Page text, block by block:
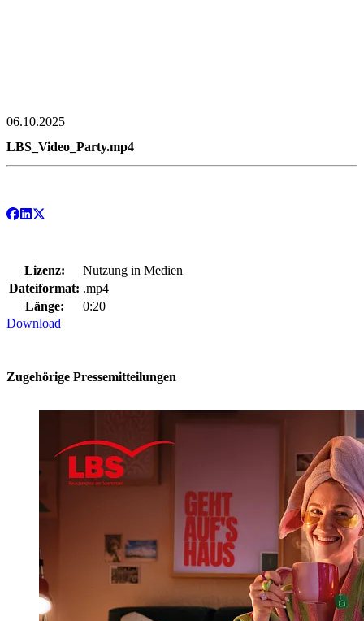
06.10.2025
LBS_Video_Party.mp4
Lizenz:
Nutzung in Medien
Dateiformat: .mp4
Länge:
0:20
Download
Zugehörige Pressemitteilungen